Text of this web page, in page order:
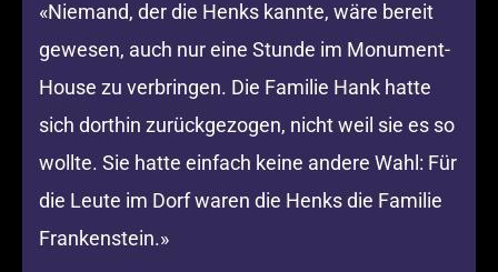
«Niemand, der die Henks kannte, wäre bereit
gewesen, auch nur eine Stunde im Monument-
House zu verbringen. Die Familie Hank hatte
sich dorthin zurückgezogen, nicht weil sie es so
wollte. Sie hatte einfach keine andere Wahl: Für
die Leute im Dorf waren die Henks die Familie
Frankenstein.»